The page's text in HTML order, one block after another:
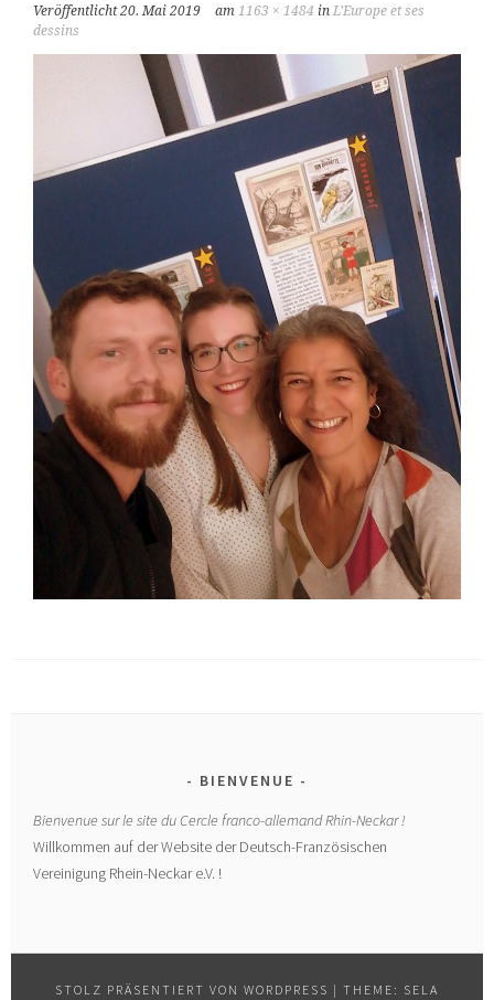
Veröffentlicht20. Mai 2019 am1163 × 1484 inL’Europe et ses
dessins
BIENVENUE
Bienvenue sur le site du Cercle franco-allemand Rhin-Neckar !
Willkommen auf der Website der Deutsch-Französischen
Vereinigung Rhein-Neckar e.V. !
STOLZ PRÄSENTIERT VON WORDPRESS | THEME: SELA